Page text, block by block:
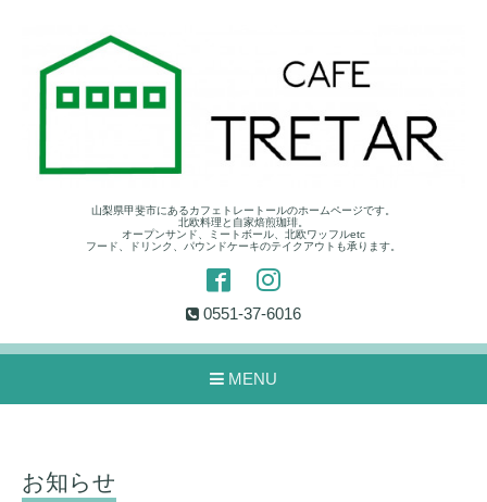
山梨県甲斐市にあるカフェトレートールのホームページです。
北欧料理と自家焙煎珈琲。
オープンサンド、ミートボール、北欧ワッフルetc
フード、ドリンク、パウンドケーキのテイクアウトも承ります。
0551-37-6016
MENU
お知らせ